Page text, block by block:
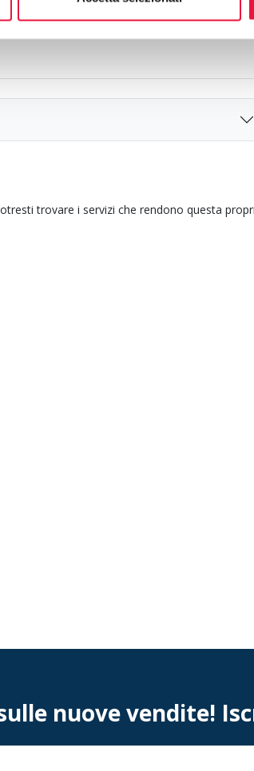
trovare i servizi che rendono questa
nuove vendite!